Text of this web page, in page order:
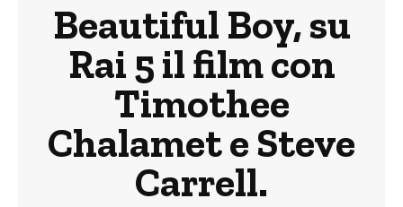
Beautiful Boy, su
Rai 5 il film con
Timothee
Chalamet e Steve
Carrell.